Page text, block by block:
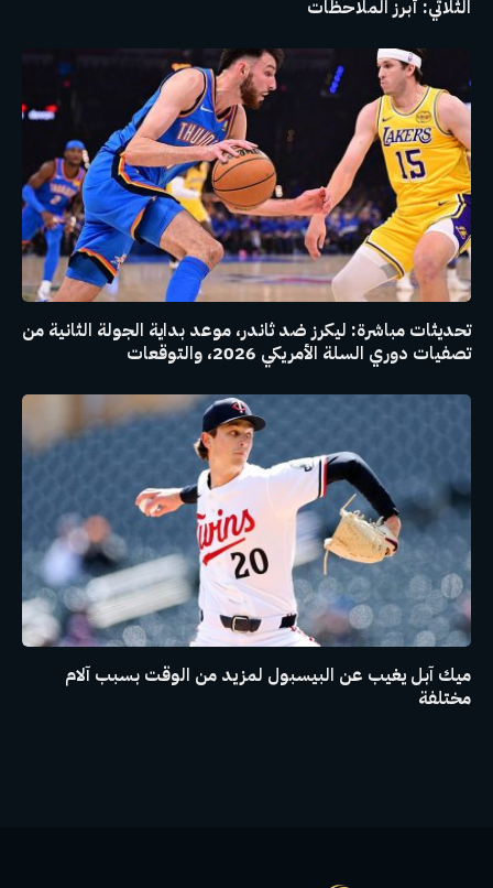
الثلاثي: أبرز الملاحظات
تحديثات مباشرة: ليكرز ضد ثاندر، موعد بداية الجولة الثانية من
تصفيات دوري السلة الأمريكي 2026، والتوقعات
ميك آبل يغيب عن البيسبول لمزيد من الوقت بسبب آلام
مختلفة